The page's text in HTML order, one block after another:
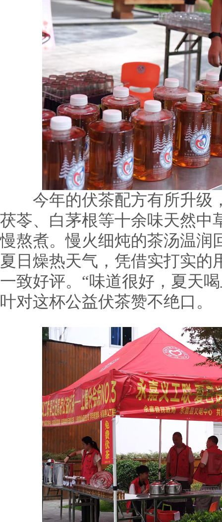
今年的伏茶配方有所升级
茯苓、白茅根等十余味天然中
慢熬煮。慢火细炖的茶汤温润
夏日燥热天气，凭借实打实的
一致好评。“味道很好，夏天
叶对这杯公益伏茶赞不绝口。